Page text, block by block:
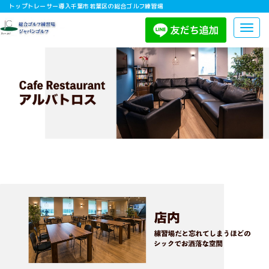
トップトレーサー導入千葉市若葉区の総合ゴルフ練習場